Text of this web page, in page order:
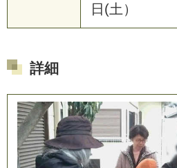
日(土）
詳細